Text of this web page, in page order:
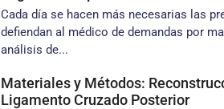
Cada día se hacen más necesarias las
defiendan al médico de demandas por
análisis de...
Materiales y Métodos:
Ligamento Cruzado Posterior